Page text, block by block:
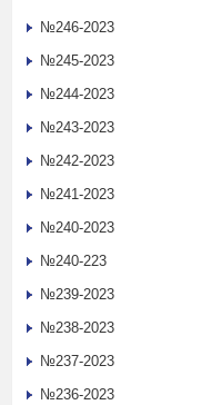
№246-2023
№245-2023
№244-2023
№243-2023
№242-2023
№241-2023
№240-2023
№240-223
№239-2023
№238-2023
№237-2023
№236-2023